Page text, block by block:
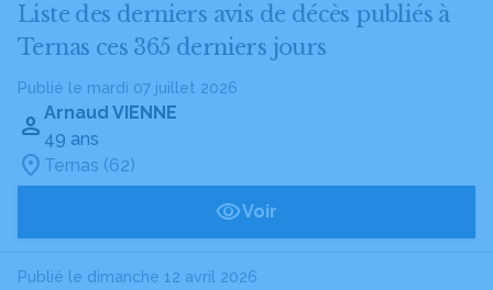
Liste des derniers avis de décès publiés à
Ternas ces 365 derniers jours
Publié le mardi 07 juillet 2026
Arnaud VIENNE
49 ans
Ternas (62)
Voir
Publié le dimanche 12 avril 2026